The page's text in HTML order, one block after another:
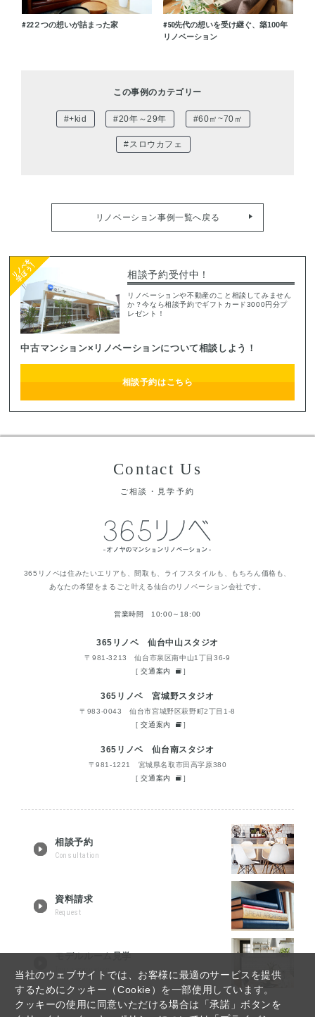
当社のウェブサイトでは、お客様に最適のサービスを提供
するためにクッキー（Cookie）を一部使用しています。
クッキーの使用に同意いただける場合は「承諾」ボタンを
#22２つの想いが詰まった家 #50先代の想いを受け継ぐ、築100年
リノベーション
この事例のカテゴリー
#+kid #20年～29年 #60㎡~70㎡
#スロウカフェ
リノベーション事例一覧へ戻る
相談予約受付中！
リノベーションや不動産のこと相談してみません
か？今なら相談予約でギフトカード3000円分プ
レゼント！
中古マンション×リノベーションについて相談しよう！
相談予約はこちら
Contact Us
ご相談・見学予約
365リノベは住みたいエリアも、間取も、ライフスタイルも、もちろん価格も、
あなたの希望をまるごと叶える仙台のリノベーション会社です。
営業時間 10:00～18:00
365リノベ 仙台中山スタジオ
〒981-3213 仙台市泉区南中山1丁目36-9
[交通案内 ]
365リノベ 宮城野スタジオ
〒983-0043 仙台市宮城野区萩野町2丁目1-8
[交通案内 ]
365リノベ 仙台南スタジオ
〒981-1221 宮城県名取市田高字原380
[交通案内 ]
相談予約
Consultation
資料請求
Request
モデルルーム見学
Tour reservation